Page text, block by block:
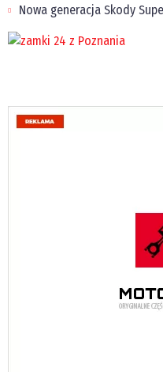
Nowa generacja Skody